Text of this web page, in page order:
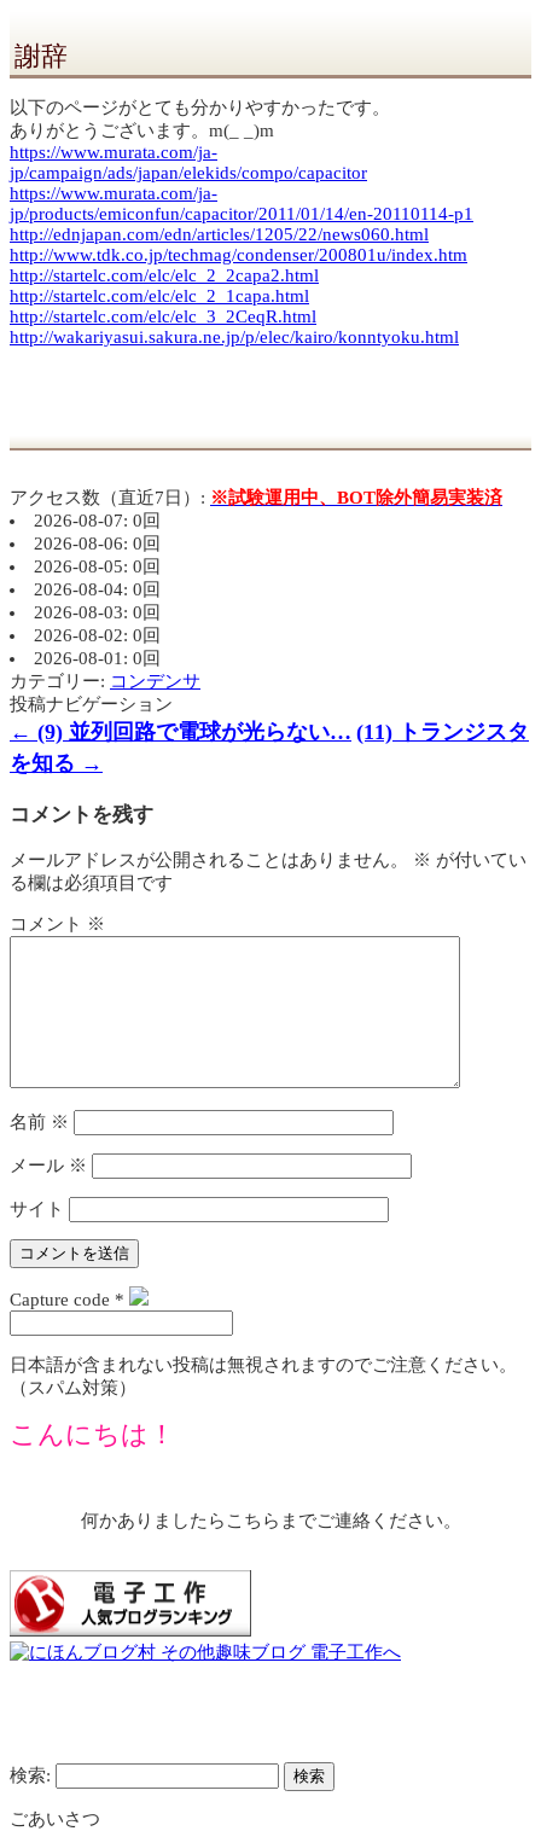
謝辞
以下のページがとても分かりやすかったです。
ありがとうございます。m(_ _)m
https://www.murata.com/ja-
jp/campaign/ads/japan/elekids/compo/capacitor
https://www.murata.com/ja-
jp/products/emiconfun/capacitor/2011/01/14/en-20110114-p1
http://ednjapan.com/edn/articles/1205/22/news060.html
http://www.tdk.co.jp/techmag/condenser/200801u/index.htm
http://startelc.com/elc/elc_2_2capa2.html
http://startelc.com/elc/elc_2_1capa.html
http://startelc.com/elc/elc_3_2CeqR.html
http://wakariyasui.sakura.ne.jp/p/elec/kairo/konntyoku.html
アクセス数（直近7日）: ※試験運用中、BOT除外簡易実装済
2026-08-07: 0回
2026-08-06: 0回
2026-08-05: 0回
2026-08-04: 0回
2026-08-03: 0回
2026-08-02: 0回
2026-08-01: 0回
カテゴリー: コンデンサ
投稿ナビゲーション
← (9) 並列回路で電球が光らない… (11) トランジスタ
を知る →
コメントを残す
メールアドレスが公開されることはありません。 ※ が付いてい
る欄は必須項目です
コメント ※
名前 ※
メール ※
サイト
Capture code *
日本語が含まれない投稿は無視されますのでご注意ください。
（スパム対策）
こんにちは！
何かありましたらこちらまでご連絡ください。
検索:
ごあいさつ